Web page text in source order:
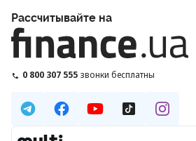
Рассчитывайте на
0 800 307 555 звонки бесплатны